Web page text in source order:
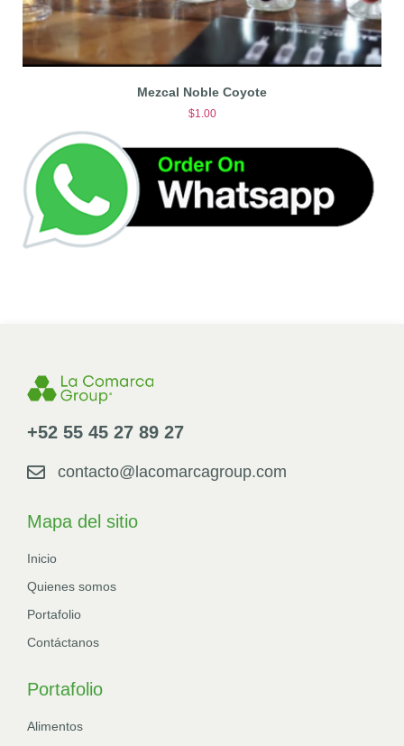
Mezcal Noble Coyote
$1.00
+52 55 45 27 89 27
contacto@lacomarcagroup.com
Mapa del sitio
Inicio
Quienes somos
Portafolio
Contáctanos
Portafolio
Alimentos